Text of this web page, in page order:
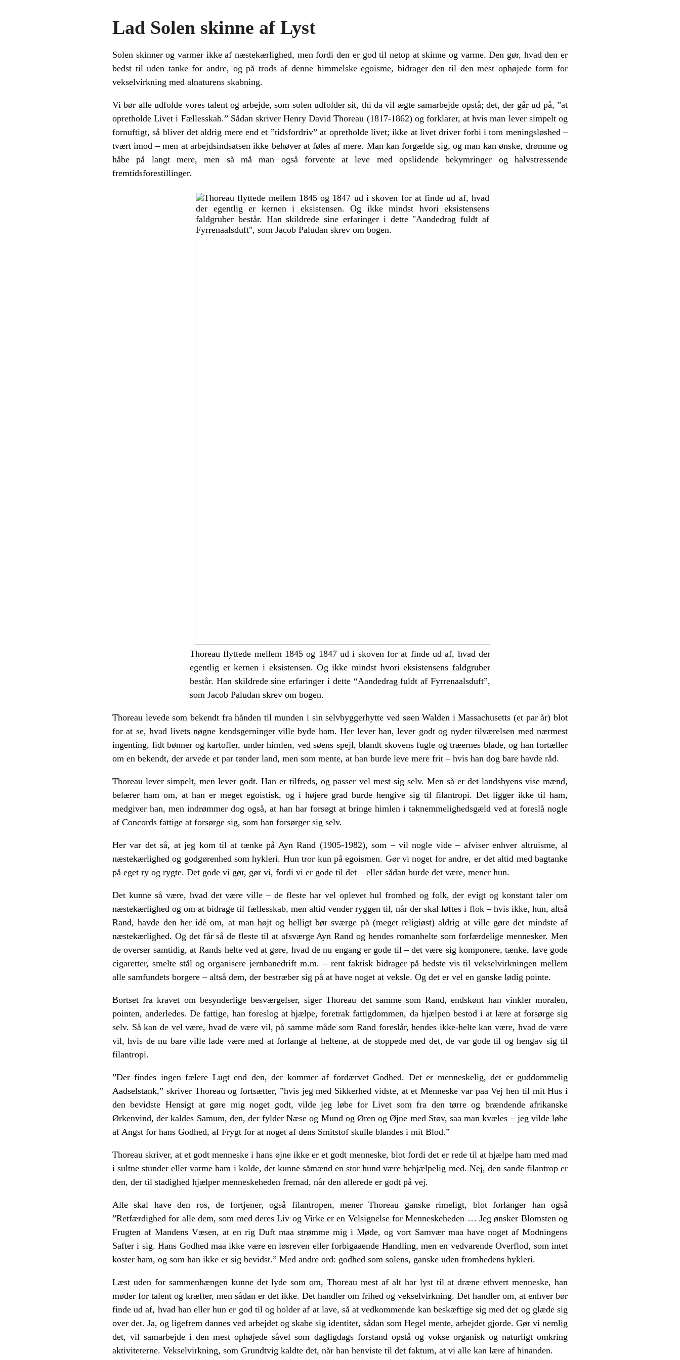
Lad Solen skinne af Lyst
Solen skinner og varmer ikke af næstekærlighed, men fordi den er god til netop at skinne og varme. Den gør, hvad den er
bedst til uden tanke for andre, og på trods af denne himmelske egoisme, bidrager den til den mest ophøjede form for
vekselvirkning med alnaturens skabning.
Vi bør alle udfolde vores talent og arbejde, som solen udfolder sit, thi da vil ægte samarbejde opstå; det, der går ud på, ”at
opretholde Livet i Fællesskab.” Sådan skriver Henry David Thoreau (1817-1862) og forklarer, at hvis man lever simpelt og
fornuftigt, så bliver det aldrig mere end et ”tidsfordriv” at opretholde livet; ikke at livet driver forbi i tom meningsløshed –
tvært imod – men at arbejdsindsatsen ikke behøver at føles af mere. Man kan forgælde sig, og man kan ønske, drømme og
håbe på langt mere, men så må man også forvente at leve med opslidende bekymringer og halvstressende
fremtidsforestillinger.
Thoreau flyttede mellem 1845 og 1847 ud i skoven for at finde ud af, hvad der
egentlig er kernen i eksistensen. Og ikke mindst hvori eksistensens faldgruber
består. Han skildrede sine erfaringer i dette “Aandedrag fuldt af Fyrrenaalsduft”,
som Jacob Paludan skrev om bogen.
Thoreau levede som bekendt fra hånden til munden i sin selvbyggerhytte ved søen Walden i Massachusetts (et par år) blot
for at se, hvad livets nøgne kendsgerninger ville byde ham. Her lever han, lever godt og nyder tilværelsen med nærmest
ingenting, lidt bønner og kartofler, under himlen, ved søens spejl, blandt skovens fugle og træernes blade, og han fortæller
om en bekendt, der arvede et par tønder land, men som mente, at han burde leve mere frit – hvis han dog bare havde råd.
Thoreau lever simpelt, men lever godt. Han er tilfreds, og passer vel mest sig selv. Men så er det landsbyens vise mænd,
belærer ham om, at han er meget egoistisk, og i højere grad burde hengive sig til filantropi. Det ligger ikke til ham,
medgiver han, men indrømmer dog også, at han har forsøgt at bringe himlen i taknemmelighedsgæld ved at foreslå nogle
af Concords fattige at forsørge sig, som han forsørger sig selv.
Her var det så, at jeg kom til at tænke på Ayn Rand (1905-1982), som – vil nogle vide – afviser enhver altruisme, al
næstekærlighed og godgørenhed som hykleri. Hun tror kun på egoismen. Gør vi noget for andre, er det altid med bagtanke
på eget ry og rygte. Det gode vi gør, gør vi, fordi vi er gode til det – eller sådan burde det være, mener hun.
Det kunne så være, hvad det være ville – de fleste har vel oplevet hul fromhed og folk, der evigt og konstant taler om
næstekærlighed og om at bidrage til fællesskab, men altid vender ryggen til, når der skal løftes i flok – hvis ikke, hun, altså
Rand, havde den her idé om, at man højt og helligt bør sværge på (meget religiøst) aldrig at ville gøre det mindste af
næstekærlighed. Og det får så de fleste til at afsværge Ayn Rand og hendes romanhelte som forfærdelige mennesker. Men
de overser samtidig, at Rands helte ved at gøre, hvad de nu engang er gode til – det være sig komponere, tænke, lave gode
cigaretter, smelte stål og organisere jernbanedrift m.m. – rent faktisk bidrager på bedste vis til vekselvirkningen mellem
alle samfundets borgere – altså dem, der bestræber sig på at have noget at veksle. Og det er vel en ganske lødig pointe.
Bortset fra kravet om besynderlige besværgelser, siger Thoreau det samme som Rand, endskønt han vinkler moralen,
pointen, anderledes. De fattige, han foreslog at hjælpe, foretrak fattigdommen, da hjælpen bestod i at lære at forsørge sig
selv. Så kan de vel være, hvad de være vil, på samme måde som Rand foreslår, hendes ikke-helte kan være, hvad de være
vil, hvis de nu bare ville lade være med at forlange af heltene, at de stoppede med det, de var gode til og hengav sig til
filantropi.
”Der findes ingen fælere Lugt end den, der kommer af fordærvet Godhed. Det er menneskelig, det er guddommelig
Aadselstank,” skriver Thoreau og fortsætter, ”hvis jeg med Sikkerhed vidste, at et Menneske var paa Vej hen til mit Hus i
den bevidste Hensigt at gøre mig noget godt, vilde jeg løbe for Livet som fra den tørre og brændende afrikanske
Ørkenvind, der kaldes Samum, den, der fylder Næse og Mund og Øren og Øjne med Støv, saa man kvæles – jeg vilde løbe
af Angst for hans Godhed, af Frygt for at noget af dens Smitstof skulle blandes i mit Blod.”
Thoreau skriver, at et godt menneske i hans øjne ikke er et godt menneske, blot fordi det er rede til at hjælpe ham med mad
i sultne stunder eller varme ham i kolde, det kunne såmænd en stor hund være behjælpelig med. Nej, den sande filantrop er
den, der til stadighed hjælper menneskeheden fremad, når den allerede er godt på vej.
Alle skal have den ros, de fortjener, også filantropen, mener Thoreau ganske rimeligt, blot forlanger han også
”Retfærdighed for alle dem, som med deres Liv og Virke er en Velsignelse for Menneskeheden … Jeg ønsker Blomsten og
Frugten af Mandens Væsen, at en rig Duft maa strømme mig i Møde, og vort Samvær maa have noget af Modningens
Safter i sig. Hans Godhed maa ikke være en løsreven eller forbigaaende Handling, men en vedvarende Overflod, som intet
koster ham, og som han ikke er sig bevidst.” Med andre ord: godhed som solens, ganske uden fromhedens hykleri.
Læst uden for sammenhængen kunne det lyde som om, Thoreau mest af alt har lyst til at dræne ethvert menneske, han
møder for talent og kræfter, men sådan er det ikke. Det handler om frihed og vekselvirkning. Det handler om, at enhver bør
finde ud af, hvad han eller hun er god til og holder af at lave, så at vedkommende kan beskæftige sig med det og glæde sig
over det. Ja, og ligefrem dannes ved arbejdet og skabe sig identitet, sådan som Hegel mente, arbejdet gjorde. Gør vi nemlig
det, vil samarbejde i den mest ophøjede såvel som dagligdags forstand opstå og vokse organisk og naturligt omkring
aktiviteterne. Vekselvirkning, som Grundtvig kaldte det, når han henviste til det faktum, at vi alle kan lære af hinanden.